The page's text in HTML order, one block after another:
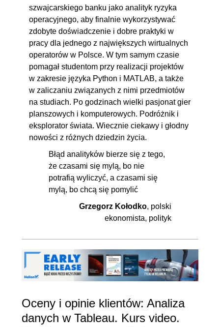
szwajcarskiego banku jako analityk ryzyka
operacyjnego, aby finalnie wykorzystywać
zdobyte doświadczenie i dobre praktyki w
pracy dla jednego z największych wirtualnych
operatorów w Polsce. W tym samym czasie
pomagał studentom przy realizacji projektów
w zakresie języka Python i MATLAB, a także
w zaliczaniu związanych z nimi przedmiotów
na studiach. Po godzinach wielki pasjonat gier
planszowych i komputerowych. Podróżnik i
eksplorator świata. Wiecznie ciekawy i głodny
nowości z różnych dziedzin życia.
Błąd analityków bierze się z tego,
że czasami się mylą, bo nie
potrafią wyliczyć, a czasami się
mylą, bo chcą się pomylić
Grzegorz Kołodko, polski
ekonomista, polityk
Oceny i opinie klientów: Analiza
danych w Tableau. Kurs video.